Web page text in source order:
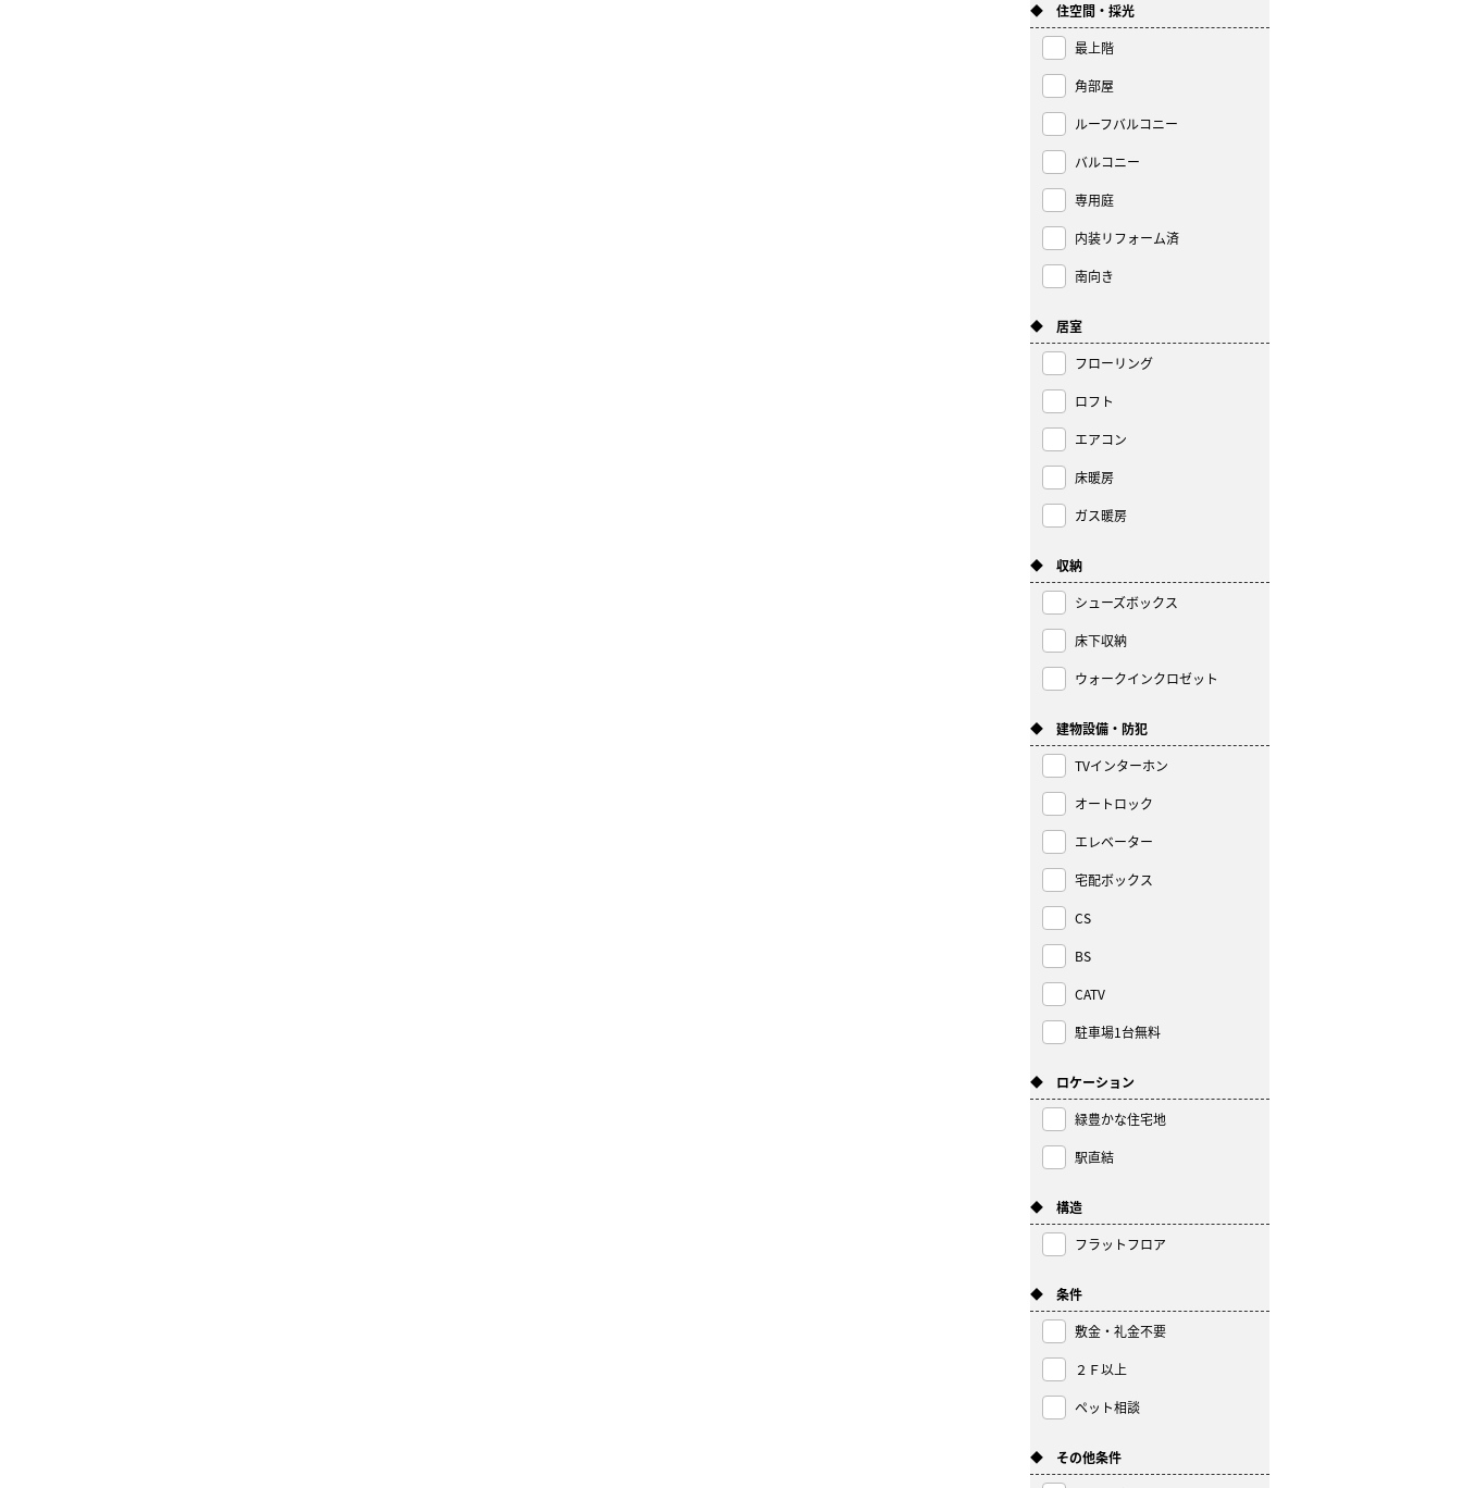
◆ 住空間・採光
最上階
角部屋
ルーフバルコニー
バルコニー
専用庭
内装リフォーム済
南向き
◆ 居室
フローリング
ロフト
エアコン
床暖房
ガス暖房
◆ 収納
シューズボックス
床下収納
ウォークインクロゼット
◆ 建物設備・防犯
TVインターホン
オートロック
エレベーター
宅配ボックス
CS
BS
CATV
駐車場1台無料
◆ ロケーション
緑豊かな住宅地
駅直結
◆ 構造
フラットフロア
◆ 条件
敷金・礼金不要
２Ｆ以上
ペット相談
◆ その他条件